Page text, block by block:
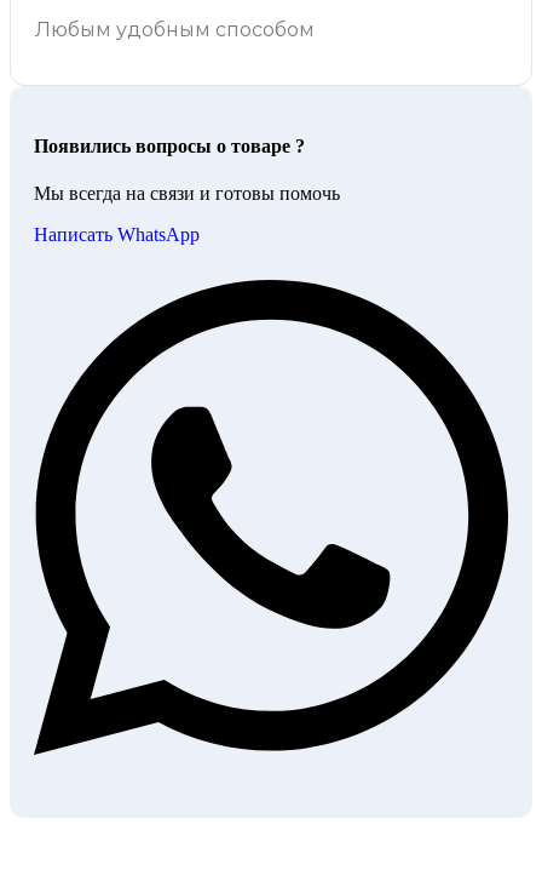
Любым удобным способом
Появились вопросы о товаре ?
Мы всегда на связи и готовы помочь
Написать WhatsApp